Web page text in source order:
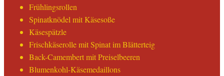
Frühlingsrollen
Spinatknödel mit Käsesoße
Käsespätzle
Frischkäserolle mit Spinat im Blätterteig
Back-Camembert mit Preiselbeeren
Blumenkohl-Käsemedaillons